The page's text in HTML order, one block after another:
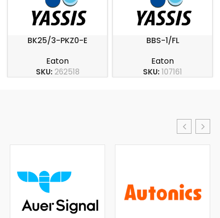
BK25/3-PKZ0-E
Eaton
SKU:262518
BBS-1/FL
Eaton
SKU:107161